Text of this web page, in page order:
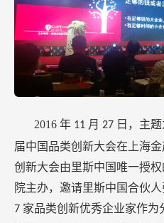
2016 年 11 月 27 日，主
届中国品类创新大会在上海
创新大会由里斯中国唯一授
院主办，邀请里斯中国合伙
7 家品类创新优秀企业家作